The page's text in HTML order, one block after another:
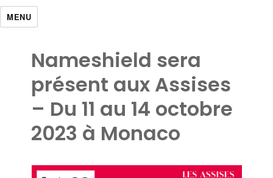
MENU
Nameshield sera
présent aux Assises
– Du 11 au 14 octobre
2023 à Monaco